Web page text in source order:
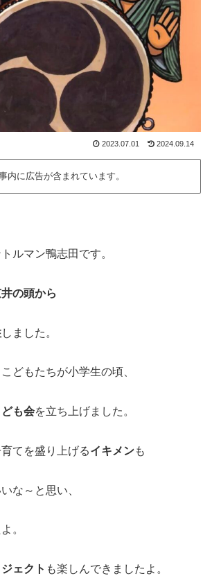
2023.07.01 2024.09.14
内に広告が含まれています。
ルマン鴨志田です。
の頭から
しました。
どもたちが小学生の頃、
も会を立ち上げました。
てを盛り上げるイキメンも
な～と思い、
。
ェクト も楽しんできましたよ。